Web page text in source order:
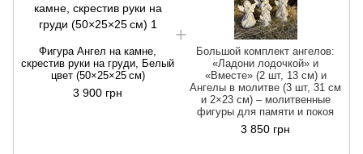
Фигура Ангел на камне,
скрестив руки на груди, Белый
цвет (50×25×25 см)
3 900 грн
Большой комплект ангелов:
«Ладони лодочкой» и
«Вместе» (2 шт, 13 см) и
Ангелы в молитве (3 шт, 31 см
и 2×23 см) – молитвенные
фигуры для памяти и покоя
3 850 грн